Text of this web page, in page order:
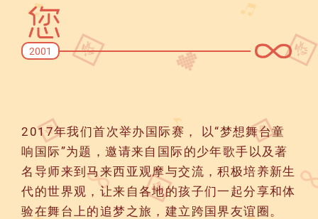
2001
2017年我们首次举办国际赛， 以“梦想舞台童
响国际”为题，邀请来自国际的少年歌手以及著
名导师来到马来西亚观摩与交流，积极培养新生
代的世界观，让来自各地的孩子们一起分享和体
验在舞台上的追梦之旅，建立跨国界友谊圈。